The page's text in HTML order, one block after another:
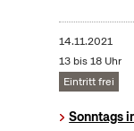
14.11.2021
13 bis 18 Uhr
Eintritt frei
Sonntags